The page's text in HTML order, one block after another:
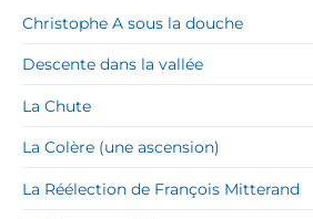
Christophe A sous la douche
Descente dans la vallée
La Chute
La Colère (une ascension)
La Réélection de François Mitterand